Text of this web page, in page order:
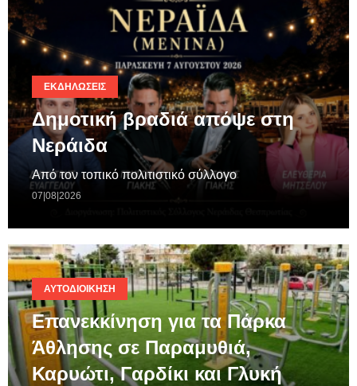
ΕΚΔΗΛΏΣΕΙΣ
Δημοτική βραδιά απόψε στη
Νεράιδα
Από τον τοπικό πολιτιστικό σύλλογο
07|08|2026
ΑΥΤΟΔΙΟΊΚΗΣΗ
Επανεκκίνηση για τα Πάρκα
Άθλησης σε Παραμυθιά,
Καρυώτι, Γαρδίκι και Γλυκή